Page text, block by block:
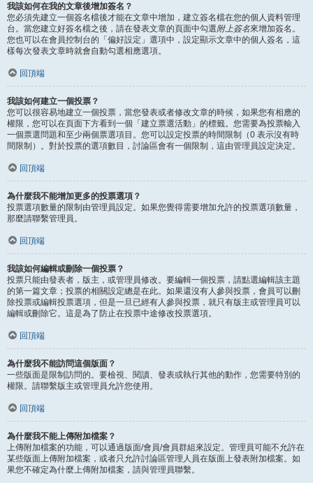
我該如何在我的文章後增加簽名？
您必須先建立一個簽名檔後才能在文章中增加，建立簽名檔在您的個人資料管理
台。當您建立好簽名檔之後，請在發表文章的頁面中勾選附上簽名來增加簽名。
您也可以在會員控制台的「偏好設定」選項中，設定顯示文章中的個人簽名，這
樣每次發表文章時就會自動勾選相應選項。
回頂端
我該如何建立一個投票？
您可以很容易地建立一個投票，當您發表或者修改文章的時候，如果您有相應的
權限，您可以在頁面下方看到一個「建立票選活動」的標籤。您需要為投票輸入
一個票選問題和至少兩個票選項目。您可以設定投票的時間限制（0 表示沒有時
間限制）。對於投票的選項數目，討論區會有一個限制，這由管理員設定決定。
回頂端
為什麼我不能增加更多的投票選項？
投票選項數量的限制由管理員設定。如果您覺得需要增加允許的投票選項數量，
那麼請聯繫管理員。
回頂端
我該如何編輯或刪除一個投票？
投票只能由發表者，版主，或管理員修改。要編輯一個投票，請點選編輯該主題
的第一篇文章；投票的相關設定總是在此。如果還沒有人參與投票，會員可以刪
除投票或編輯投票選項，但是一旦已經有人參與投票，就只有版主或管理員可以
編輯或刪除它。這是為了防止在投票中途修改投票選項。
回頂端
為什麼我不能訪問這個版面？
一些版面是限制訪問的。要檢視、閱讀、發表或執行其他的動作，您需要特別的
權限。請聯繫版主或管理員允許您使用。
回頂端
為什麼我不能上傳附加檔案？
上傳附加檔案的功能，可以通過版面/會員/會員群組來設定。管理員可能不允許在
某些版面上傳附加檔案，或者只允許討論區管理人員在版面上發表附加檔案。如
果您不確定為什麼上傳附加檔案，請與管理員聯繫。